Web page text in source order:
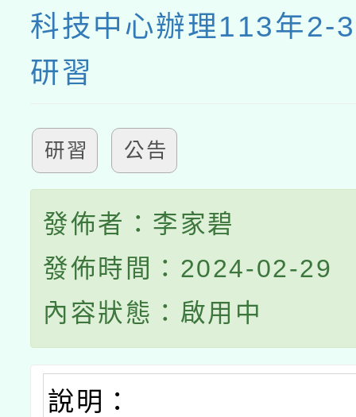
科技中心辦理113年2-
研習
研習 公告
發佈者：李家碧
發佈時間：2024-02-29
內容狀態：啟用中
說明：